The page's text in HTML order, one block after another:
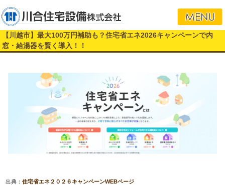
【川越市】最大100万円補助も？住宅省エネ2026キャンペーンで内
窓・給湯器を賢く導入！！
出典：住宅省エネ２０２６キャンペーンWEBページ